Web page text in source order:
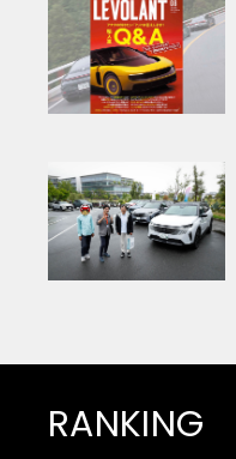
RANKING